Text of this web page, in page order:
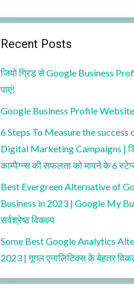
Recent Posts
जियो ग्रिड से Google Business
पाएं!
Google Business Profile
6 Steps To Measure the success
Digital Marketing Campaigns |
काम्पैग्न्स की सफलता को मापने के 6
Best Evergreen Alternative of
Business in 2023 | Google My
सर्वश्रेष्ठ विकल्प
Some Best Google Analytics
2023 | गूगल एनालिटिक्स के बेहतर